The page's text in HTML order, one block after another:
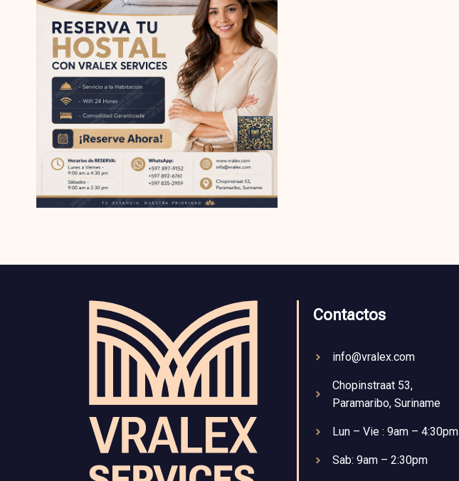
Contactos
info@vralex.com
Chopinstraat 53,
Paramaribo, Suriname
Lun – Vie : 9am – 4:30pm
Sab: 9am – 2:30pm